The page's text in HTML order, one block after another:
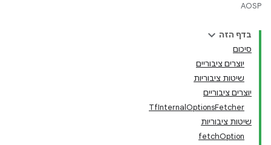
AOSP
בדף הזה
סיכום
יוצרים ציבוריים
שיטות ציבוריות
יוצרים ציבוריים
TfInternalOptionsFetcher
שיטות ציבוריות
fetchOption